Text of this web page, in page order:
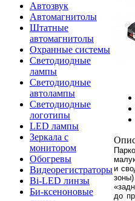
Автозвук
Автомагнитолы
Штатные
автомагнитолы
Охранные системы
Светодиодные
лампы
Светодиодные
автолампы
Светодиодные
логотипы
LED лампы
Зеркала с
монитором
Обогревы
Видеорегистраторы
Bi-LED линзы
Би-ксеноновые
и
до